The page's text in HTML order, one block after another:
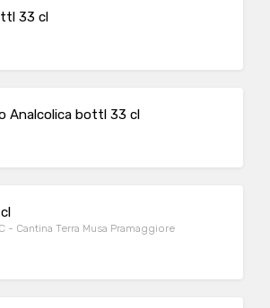
33 cl
Analcolica bottl 33 cl
CABERNET FRANC - Cantina Terra Musa Pramaggiore